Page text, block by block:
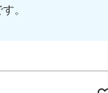
。